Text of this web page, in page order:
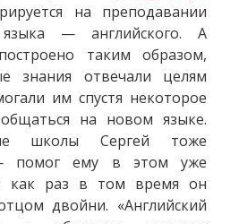
на преподавании
— английского. А
таким образом,
знания отвечали целям
им спустя некоторое
на новом языке.
школы Сергей тоже
помог ему в этом уже
как раз в том время он
двойни. «Английский